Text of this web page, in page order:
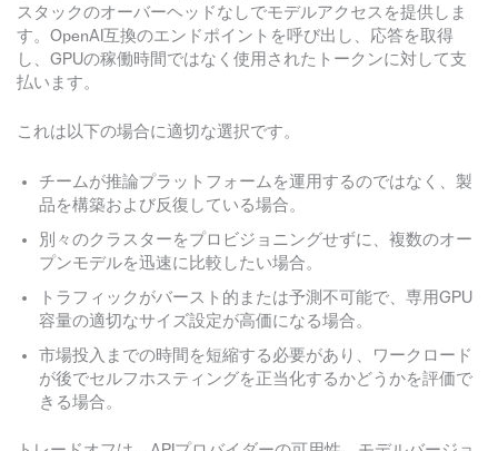
スタックのオーバーヘッドなしでモデルアクセスを提供しま
す。OpenAI互換のエンドポイントを呼び出し、応答を取得
し、GPUの稼働時間ではなく使用されたトークンに対して支
払います。
これは以下の場合に適切な選択です。
チームが推論プラットフォームを運用するのではなく、製
品を構築および反復している場合。
別々のクラスターをプロビジョニングせずに、複数のオー
プンモデルを迅速に比較したい場合。
トラフィックがバースト的または予測不可能で、専用GPU
容量の適切なサイズ設定が高価になる場合。
市場投入までの時間を短縮する必要があり、ワークロード
が後でセルフホスティングを正当化するかどうかを評価で
きる場合。